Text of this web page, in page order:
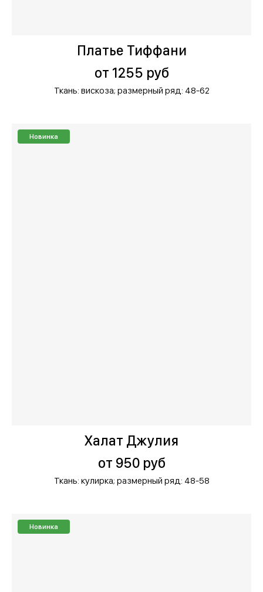
Платье Тиффани
от 1255 руб
Ткань: вискоза; размерный ряд: 48-62
Новинка
Халат Джулия
от 950 руб
Ткань: кулирка; размерный ряд: 48-58
Новинка